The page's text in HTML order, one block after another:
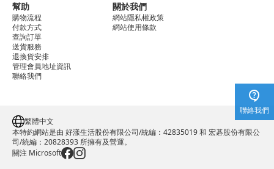
幫助
購物流程
付款方式
查詢訂單
送貨服務
退換貨安排
管理會員地址資訊
聯絡我們
關於我們
網站隱私權政策
網站使用條款
繁體中文
本特約網站是由 好漾生活股份有限公司/統編：42835019 和 宏碁股份有限公
司/統編：20828393 所擁有及營運。
關注 Microsoft
聯絡我們